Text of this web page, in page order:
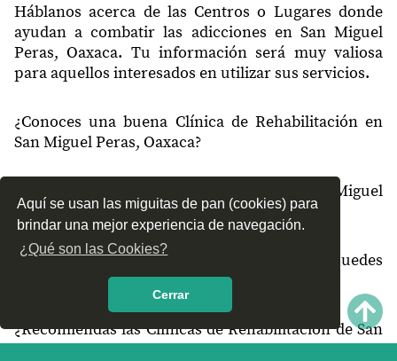
Aquí se usan las miguitas de pan (cookies) para
brindar una mejor experiencia de navegación.
¿Qué son las Cookies?
Cerrar
Háblanos acerca de las Centros o Lugares donde
ayudan a combatir las adicciones en San Miguel
Peras, Oaxaca. Tu información será muy valiosa
para aquellos interesados en utilizar sus servicios.
¿Conoces una buena Clínica de Rehabilitación en
San Miguel Peras, Oaxaca?
¿Qué tipo de tratamientos conoces en San Miguel
Peras, Oaxaca?
¿Cómo es el servicio de las Clínicas que puedes
encontrar en San Miguel Peras, Oaxaca?
¿Recomiendas las Clínicas de Rehabilitación de San
Miguel Peras, Oaxaca?